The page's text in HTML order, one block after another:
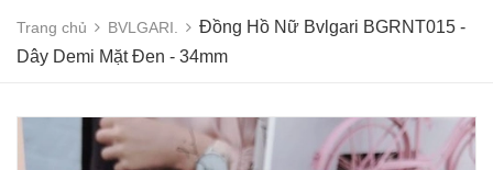
Trang chủ BVLGARI.
Đồng Hồ Nữ Bvlgari BGRNT015 -
Dây Demi Mặt Đen - 34mm